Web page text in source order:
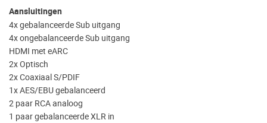
Aansluitingen
4x gebalanceerde Sub uitgang
4x ongebalanceerde Sub uitgang
HDMI met eARC
2x Optisch
2x Coaxiaal S/PDIF
1x AES/EBU gebalanceerd
2 paar RCA analoog
1 paar gebalanceerde XLR in